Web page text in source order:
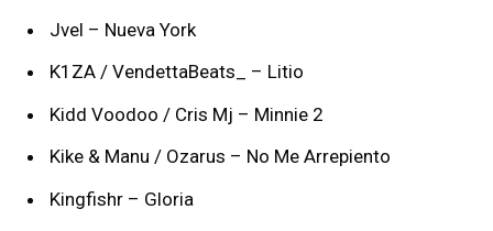
Jvel – Nueva York
K1ZA / VendettaBeats_ – Litio
Kidd Voodoo / Cris Mj – Minnie 2
Kike & Manu / Ozarus – No Me Arrepiento
Kingfishr – Gloria